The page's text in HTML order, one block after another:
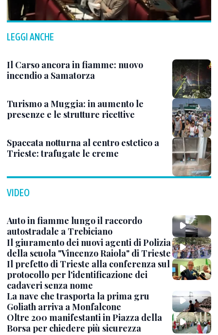
LEGGI ANCHE
Il Carso ancora in fiamme: nuovo
incendio a Samatorza
Turismo a Muggia: in aumento le
presenze e le strutture ricettive
Spaccata notturna al centro estetico a
Trieste: trafugate le creme
VIDEO
Auto in fiamme lungo il raccordo
autostradale a Trebiciano
Il giuramento dei nuovi agenti di Polizia
della scuola "Vincenzo Raiola" di Trieste
Il prefetto di Trieste alla conferenza sul
protocollo per l'identificazione dei
cadaveri senza nome
La nave che trasporta la prima gru
Goliath arriva a Monfalcone
Oltre 200 manifestanti in Piazza della
Borsa per chiedere più sicurezza